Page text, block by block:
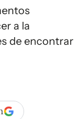
a la
de encontrar